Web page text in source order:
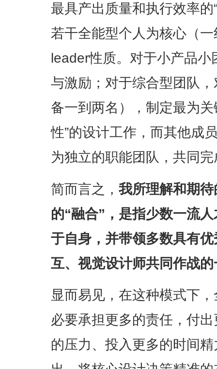
最具产出质量和执行效率
若干全能型个人为核心（
leader性质。对于小产品
与激励；对于综合型团队
备一到两名），制定最为
性”的设计工作，而其他成
为独立的职能团队，共同
简而言之， 我所理解和期
的“融合”，是指少数一流
于自身，并带领多数具有
互、视觉设计师共同作战
显而易见，在这种模式下
必要承担更多的责任，付
的压力、投入更多的时间